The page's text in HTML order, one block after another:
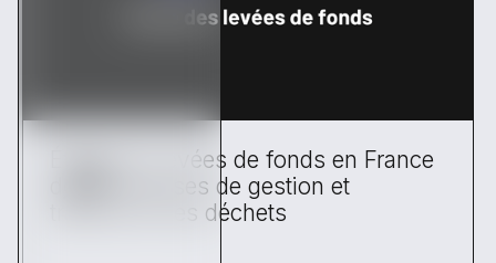
Étude des levées de fonds en France
des entreprises de gestion et
traitement des déchets